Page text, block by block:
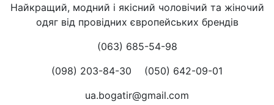
Найкращий, модний і якісний чоловічий та жіночий
одяг від провідних європейських брендів
(063) 685-54-98
(098) 203-84-30
(050) 642-09-01
ua.bogatir@gmail.com